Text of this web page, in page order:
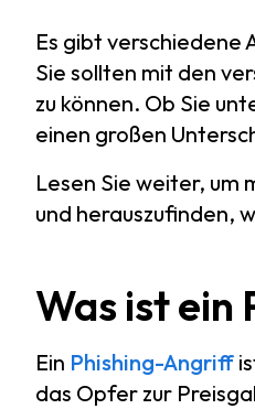
Es gibt verschiedene
Sie sollten mit den
zu können. Ob Sie
einen großen
Lesen Sie weiter, um
und herauszufinden,
Was ist
Ein Phishing-Angriff
das Opfer zur